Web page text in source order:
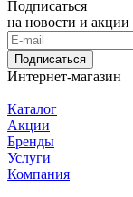
Подписаться
на новости и акции
Подписаться
Интернет-магазин
Каталог
Акции
Бренды
Услуги
Компания